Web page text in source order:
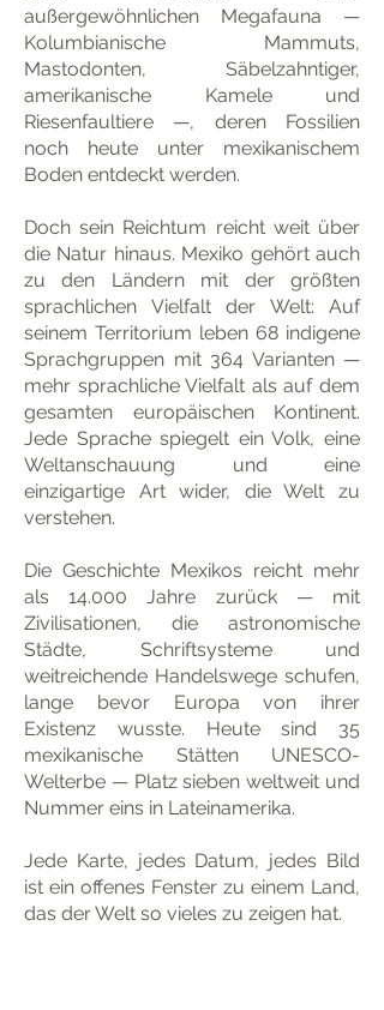
außergewöhnlichen Megafauna —
Kolumbianische Mammuts,
Mastodonten, Säbelzahntiger,
amerikanische Kamele und
Riesenfaultiere —, deren Fossilien
noch heute unter mexikanischem
Boden entdeckt werden.
Doch sein Reichtum reicht weit über
die Natur hinaus. Mexiko gehört auch
zu den Ländern mit der größten
sprachlichen Vielfalt der Welt: Auf
seinem Territorium leben 68 indigene
Sprachgruppen mit 364 Varianten —
mehr sprachliche Vielfalt als auf dem
gesamten europäischen Kontinent.
Jede Sprache spiegelt ein Volk, eine
Weltanschauung und eine
einzigartige Art wider, die Welt zu
verstehen.
Die Geschichte Mexikos reicht mehr
als 14.000 Jahre zurück — mit
Zivilisationen, die astronomische
Städte, Schriftsysteme und
weitreichende Handelswege schufen,
lange bevor Europa von ihrer
Existenz wusste. Heute sind 35
mexikanische Stätten UNESCO-
Welterbe — Platz sieben weltweit und
Nummer eins in Lateinamerika.
Jede Karte, jedes Datum, jedes Bild
ist ein offenes Fenster zu einem Land,
das der Welt so vieles zu zeigen hat.